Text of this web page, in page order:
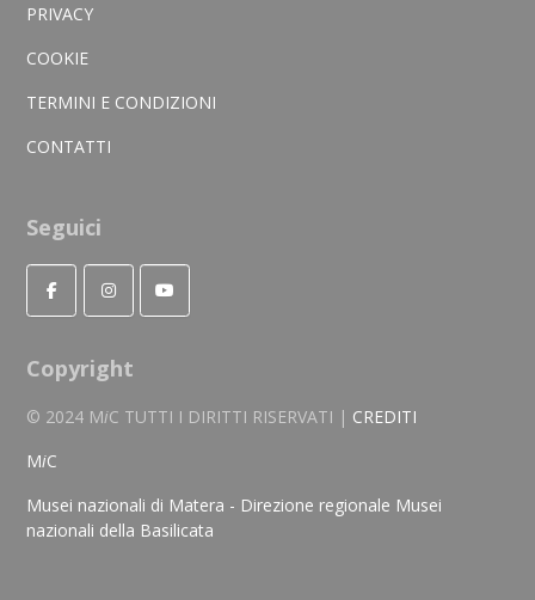
PRIVACY
COOKIE
TERMINI E CONDIZIONI
CONTATTI
Seguici
Copyright
© 2024 MiC TUTTI I DIRITTI RISERVATI | CREDITI
MiC
Musei nazionali di Matera - Direzione regionale Musei
nazionali della Basilicata